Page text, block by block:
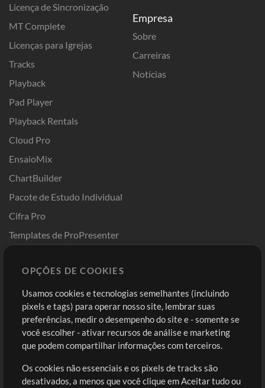
Licença de Sincronização
MT Complete
Licenças para Igrejas
Tracks
Playback
Pad Player
Playback Rentals
Cloud Pro
EnsaioMix
ChartBuilder
Pacote de Estudo Individual
Cifra Pro
Templates de ProPresenter
Empresa
Sobre
Carreiras
Notícias
Comprar Créditos
Conteúdo Grátis
Solicite uma Música
Extras
Entre
Cadastre-se
Ir ao carrinho
OPÇÕES DE COOKIES
Usamos cookies e tecnologias semelhantes (incluindo
pixels e tags) para operar nosso site, lembrar suas
preferências, medir o desempenho do site e - somente se
você escolher - ativar recursos de análise e marketing
que podem compartilhar informações com terceiros.
Os cookies não essenciais e os pixels de tracks são
desativados, a menos que você clique em Aceitar tudo ou